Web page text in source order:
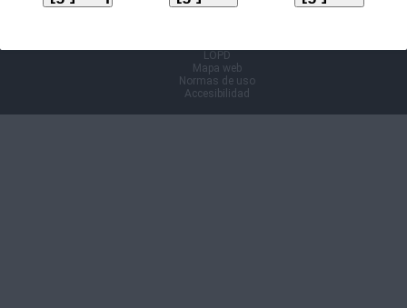
LOPD
Mapa web
Normas de uso
Accesibilidad